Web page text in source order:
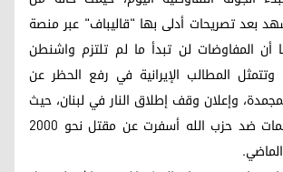
بعد تصريحات أدلى بها "قاليباف" عبر منصة
المفاوضات لن تبدأ ما لم تلتزم واشنطن
المطالب الإيرانية في رفع الحظر عن
وإعلان وقف إطلاق النار في لبنان، حيث
تشن إسرائيل هجمات ضد حزب الله أسفرت عن مقتل نحو 2000